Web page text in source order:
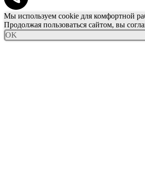
Мы используем cookie для комфортной
Продолжая пользоваться сайтом, вы
OK